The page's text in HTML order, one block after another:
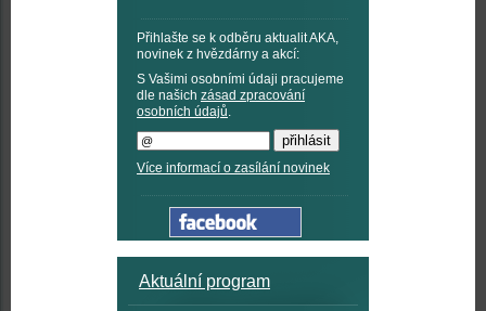
Přihlašte se k odběru aktualit AKA,
novinek z hvězdárny a akcí:
S Vašimi osobními údaji pracujeme
dle našich zásad zpracování
osobních údajů.
Více informací o zasílání novinek
Aktuální program